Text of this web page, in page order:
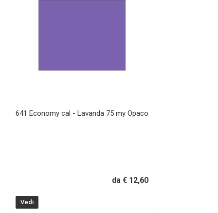
641 Economy cal - Lavanda 75 my Opaco
da € 12,60
Vedi